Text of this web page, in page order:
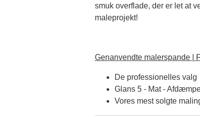
smuk overflade, der er let at
maleprojekt!
Genanvendte malerspande |
De professionelles valg
Glans 5 - Mat -
Vores mest solgte